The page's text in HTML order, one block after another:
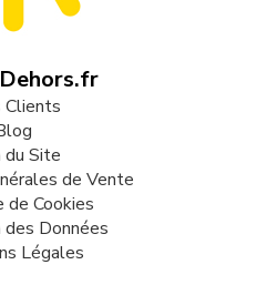
Clients
du Site
de Vente
de Cookies
Données
Légales